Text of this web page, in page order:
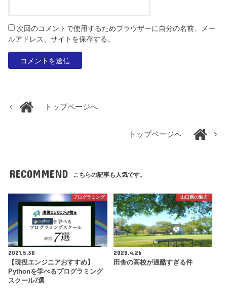
次回のコメントで使用するためブラウザーに自分の名前、メー
ルアドレス、サイトを保存する。
トップページへ
トップページへ
RECOMMEND こちらの記事も人気です。
プログラミング
2021.5.30
【現役エンジニアおすすめ】
Pythonを学べるプログラミング
スクール7選
山口県の魅力
2020.4.26
田舎の高校が過酷すぎる件